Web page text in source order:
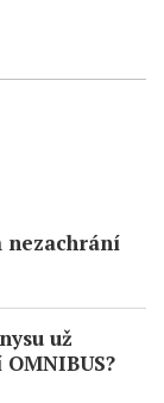
nezachrání
už